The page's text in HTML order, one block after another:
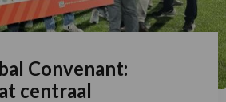
Convenant:
centraal